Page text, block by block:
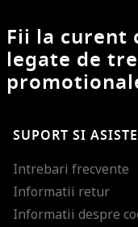
Fii la curent
legate de
SUPORT SI
Intrebari frecvente
Informatii retur
Informatii despre